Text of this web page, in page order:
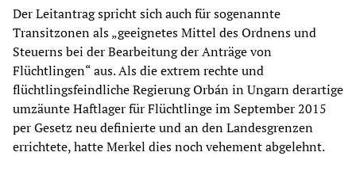
Der Leitantrag spricht sich auch für sogenannte
Transitzonen als „geeignetes Mittel des Ordnens und
Steuerns bei der Bearbeitung der Anträge von
Flüchtlingen“ aus. Als die extrem rechte und
flüchtlingsfeindliche Regierung Orbán in Ungarn derartige
umzäunte Haftlager für Flüchtlinge im September 2015
per Gesetz neu definierte und an den Landesgrenzen
errichtete, hatte Merkel dies noch vehement abgelehnt.